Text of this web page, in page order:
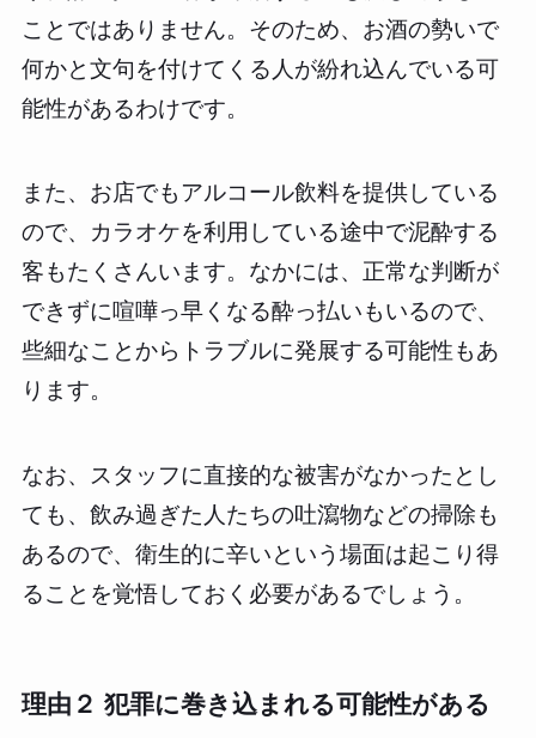
ことではありません。そのため、お酒の勢いで
何かと文句を付けてくる人が紛れ込んでいる可
能性があるわけです。
また、お店でもアルコール飲料を提供している
ので、カラオケを利用している途中で泥酔する
客もたくさんいます。なかには、正常な判断が
できずに喧嘩っ早くなる酔っ払いもいるので、
些細なことからトラブルに発展する可能性もあ
ります。
なお、スタッフに直接的な被害がなかったとし
ても、飲み過ぎた人たちの吐瀉物などの掃除も
あるので、衛生的に辛いという場面は起こり得
ることを覚悟しておく必要があるでしょう。
理由２ 犯罪に巻き込まれる可能性がある